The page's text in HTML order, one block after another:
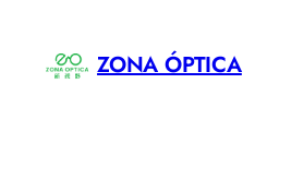
ZONA ÓPTICA